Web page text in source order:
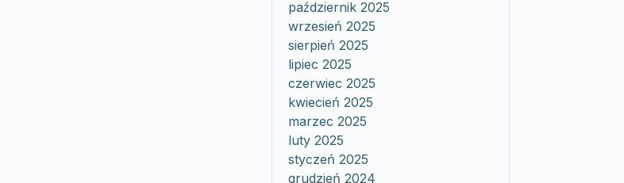
październik 2025
wrzesień 2025
sierpień 2025
lipiec 2025
czerwiec 2025
kwiecień 2025
marzec 2025
luty 2025
styczeń 2025
grudzień 2024